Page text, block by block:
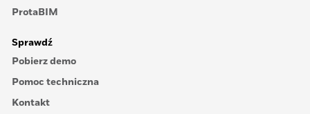
ProtaBIM
Sprawdź
Pobierz demo
Pomoc techniczna
Kontakt